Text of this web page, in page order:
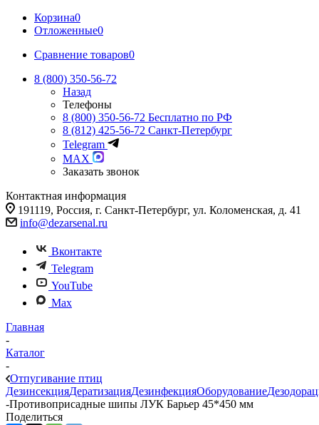
Корзина0
Отложенные0
Сравнение товаров0
8 (800) 350-56-72
Назад
Телефоны
8 (800) 350-56-72 Бесплатно по РФ
8 (812) 425-56-72 Санкт-Петербург
Telegram
MAX
Заказать звонок
Контактная информация
191119, Россия, г. Санкт-Петербург, ул. Коломенская, д. 41
info@dezarsenal.ru
Вконтакте
Telegram
YouTube
Max
Главная
-
Каталог
-
Отпугивание птиц
ДезинсекцияДератизацияДезинфекцияОборудование
-Противоприсадные шипы ЛУК Барьер 45*450 мм
Поделиться